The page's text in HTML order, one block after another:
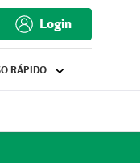
Login
RÁPIDO